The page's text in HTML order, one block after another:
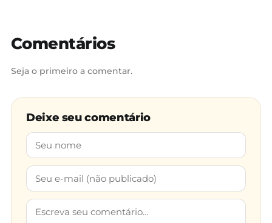
Comentários
Seja o primeiro a comentar.
Deixe seu comentário